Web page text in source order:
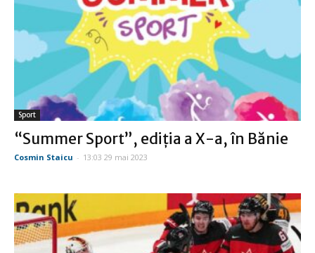
Sport
“Summer Sport”, ediţia a X-a, în Bănie
Cosmin Staicu - 13:03 29 mai 2023